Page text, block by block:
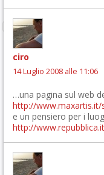
ciro
14 Luglio 2008 alle 11:06
…una pagina sul web
http://www.maxartis.it/
e un pensiero per i
http://